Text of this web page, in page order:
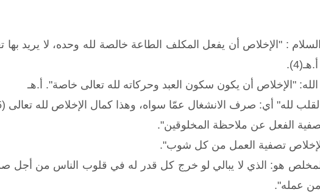
: "الإخلاص أن يفعل المكلف الطاعة خالصة لله وحده، لا يريد بها
"الإخلاص أن يكون سكون العبد وحركاته لله تعالى خاصة". أ.هـ
لله" أي: صرف الانشغال عمّا سواه، وهذا كمال الإخلاص لله تعالى (5).
الفعل عن ملاحظة المخلوقين".
تصفية العمل من كل شوب".
هو: الذي لا يبالي لو خرج كل قدر له في قلوب الناس من أجل
من عمله".